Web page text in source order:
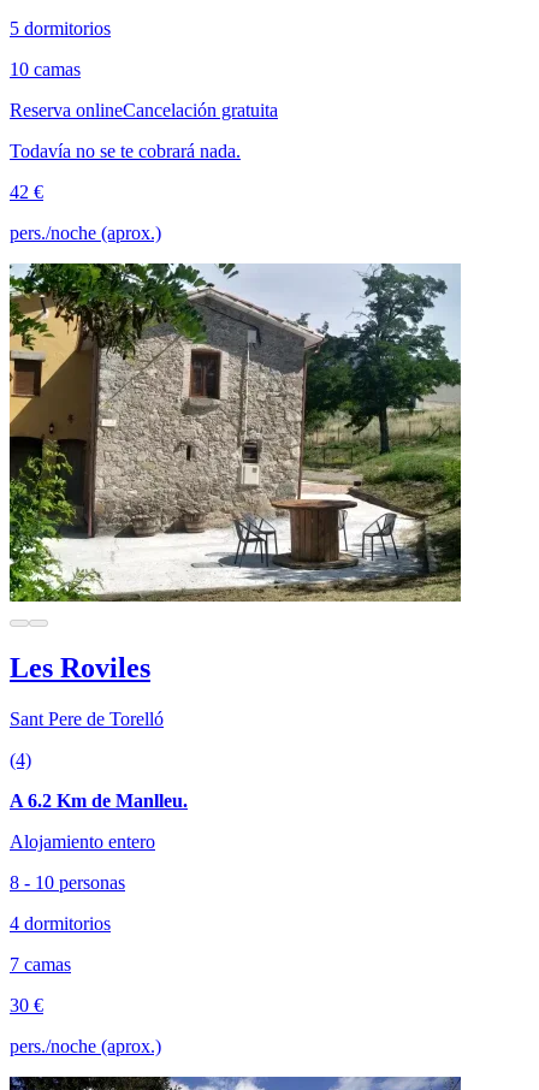
5 dormitorios
10 camas
Reserva onlineCancelación gratuita
Todavía no se te cobrará nada.
42 €
pers./noche (aprox.)
Les Roviles
Sant Pere de Torelló
(4)
A 6.2 Km de Manlleu.
Alojamiento entero
8 - 10 personas
4 dormitorios
7 camas
30 €
pers./noche (aprox.)